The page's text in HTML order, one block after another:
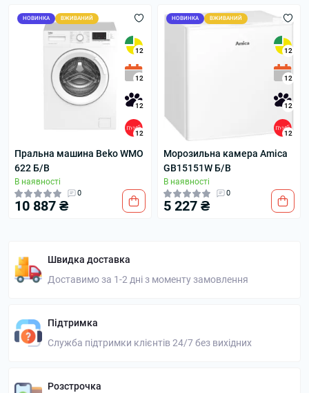
НОВИНКА ВЖИВАНИЙ
12
12
12
12
Пральна машина Beko WMO
622 Б/В
В наявності
0
10 887 ₴
НОВИНКА ВЖИВАНИЙ
12
12
12
12
Морозильна камера Amica
GB15151W Б/В
В наявності
0
5 227 ₴
Швидка доставка
Доставимо за 1-2 дні з моменту замовлення
Підтримка
Служба підтримки клієнтів 24/7 без вихідних
Розстрочка